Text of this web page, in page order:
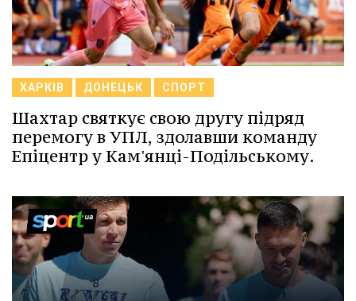
ХАРКІВ ДОНЕЦЬК СПОРТ
Шахтар святкує свою другу підряд
перемогу в УПЛ, здолавши команду
Епіцентр у Кам'янці-Подільському.